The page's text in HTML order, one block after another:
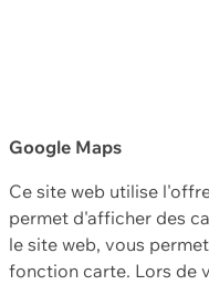
Google Maps
Ce site web utilise
permet d'afficher des
le site web, vous
fonction carte. Lors de